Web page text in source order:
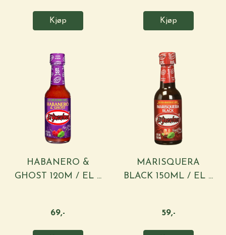
Kjøp Kjøp
HABANERO &
GHOST 120M / EL ...
69,-
MARISQUERA
BLACK 150ML / EL ...
59,-